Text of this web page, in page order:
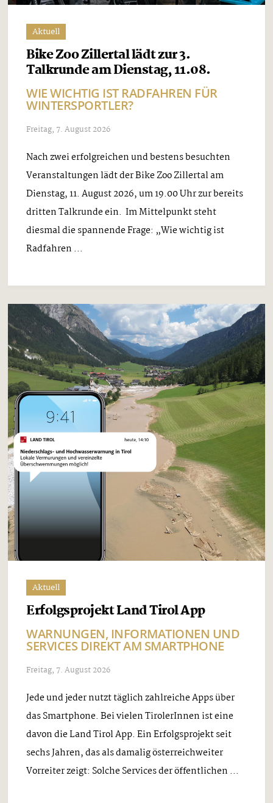
Aktuell
Bike Zoo Zillertal lädt zur 3.
Talkrunde am Dienstag, 11.08.
WIE WICHTIG IST RADFAHREN FÜR
WINTERSPORTLER?
Freitag, 7. August 2026
Nach zwei erfolgreichen und bestens besuchten
Veranstaltungen lädt der Bike Zoo Zillertal am
Dienstag, 11. August 2026, um 19.00 Uhr zur bereits
dritten Talkrunde ein. Im Mittelpunkt steht
diesmal die spannende Frage: „Wie wichtig ist
Radfahren ...
Aktuell
Erfolgsprojekt Land Tirol App
WARNUNGEN, INFORMATIONEN UND
SERVICES DIREKT AM SMARTPHONE
Freitag, 7. August 2026
Jede und jeder nutzt täglich zahlreiche Apps über
das Smartphone. Bei vielen TirolerInnen ist eine
davon die Land Tirol App. Ein Erfolgsprojekt seit
sechs Jahren, das als damalig österreichweiter
Vorreiter zeigt: Solche Services der öffentlichen ...